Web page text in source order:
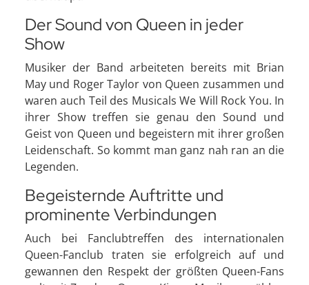
Der Sound von Queen in jeder
Show
Musiker der Band arbeiteten bereits mit Brian
May und Roger Taylor von Queen zusammen und
waren auch Teil des Musicals We Will Rock You. In
ihrer Show treffen sie genau den Sound und
Geist von Queen und begeistern mit ihrer großen
Leidenschaft. So kommt man ganz nah ran an die
Legenden.
Begeisternde Auftritte und
prominente Verbindungen
Auch bei Fanclubtreffen des internationalen
Queen-Fanclub traten sie erfolgreich auf und
gewannen den Respekt der größten Queen-Fans